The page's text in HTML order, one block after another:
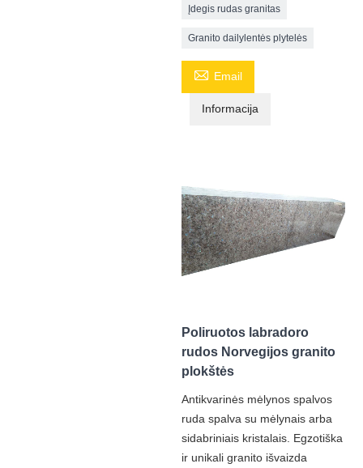
Įdegis rudas granitas
Granito dailylentės plytelės
 Email
Informacija
Poliruotos labradoro
rudos Norvegijos granito
plokštės
Antikvarinės mėlynos spalvos
ruda spalva su mėlynais arba
sidabriniais kristalais. Egzotiška
ir unikali granito išvaizda